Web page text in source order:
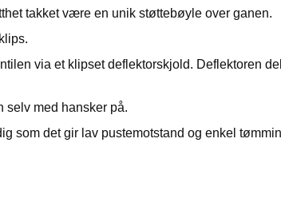
takket være en unik støttebøyle over ganen.
via et klipset deflektorskjold. Deflektoren
selv med hansker på.
som det gir lav pustemotstand og enkel